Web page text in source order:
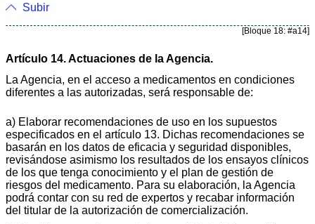
Subir
[Bloque 18: #a14]
Artículo 14. Actuaciones de la Agencia.
La Agencia, en el acceso a medicamentos en condiciones
diferentes a las autorizadas, será responsable de:
a) Elaborar recomendaciones de uso en los supuestos
especificados en el artículo 13. Dichas recomendaciones se
basarán en los datos de eficacia y seguridad disponibles,
revisándose asimismo los resultados de los ensayos clínicos
de los que tenga conocimiento y el plan de gestión de
riesgos del medicamento. Para su elaboración, la Agencia
podrá contar con su red de expertos y recabar información
del titular de la autorización de comercialización.